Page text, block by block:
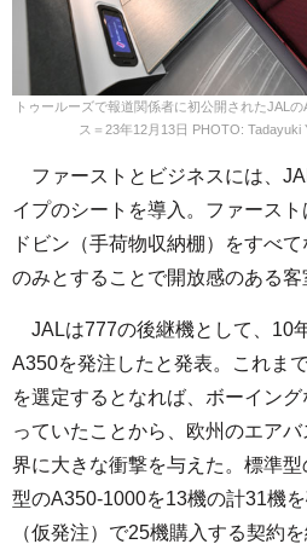
トゥールーズで報道関係者に初公開されたJAL
ス＝23年12月13日 PHOTO: Tadayuki
ファーストとビジネスには、
イプのシートを導入。ファース
ドビン（手荷物収納棚）をすべ
のみとすることで開放感のある客
JALは777の後継機として、10
A350を発注したと発表。これま
を選定するとなれば、ボーイン
っていたことから、欧州のエア
界に大きな衝撃を与えた。標準
型のA350-1000を13機の計31機
（仮発注）で25機購入する契約